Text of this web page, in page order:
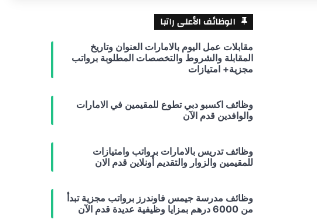
الوظائف الأعلى راتبا
مقابلات عمل اليوم بالامارات العنوان وتاريخ
المقابلة والشروط والتخصصات المطلوبة برواتب
مجزية+ امتيازات
وظائف اكسبو دبي تطوع للمقيمين في الامارات
والوافدين قدم الآن
وظائف تدريس بالامارات برواتب وامتيازات
للمقيمين والزوار والتقديم أونلاين قدم الان
وظائف مدرسة جيمس فاوندرز برواتب مجزية تبدأ
من 6000 درهم بمزايا وظيفية عديدة قدم الآن